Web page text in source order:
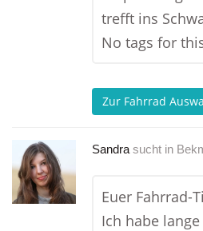
trefft ins
No tags for
Zur Fahrrad
Sandra sucht in
Euer Fahrrad-
Ich habe